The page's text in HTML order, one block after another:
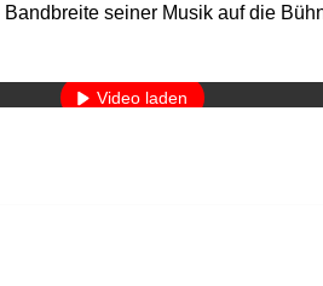
seiner Musik auf die
akzeptieren Sie die
Video laden